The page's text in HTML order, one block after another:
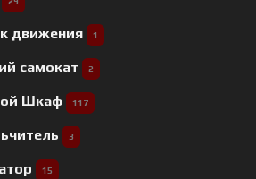
движения 1
самокат 2
Шкаф 117
3
15